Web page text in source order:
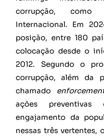
corrupção,
Internacional. Em
posição, entre 180
colocação desde o
2012. Segundo o
corrupção, além da
chamado
ações
engajamento da
nessas três vertentes,